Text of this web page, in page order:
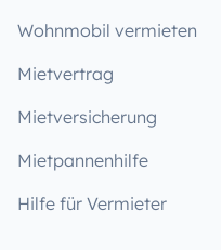
Wohnmobil vermieten
Mietvertrag
Mietversicherung
Mietpannenhilfe
Hilfe für Vermieter